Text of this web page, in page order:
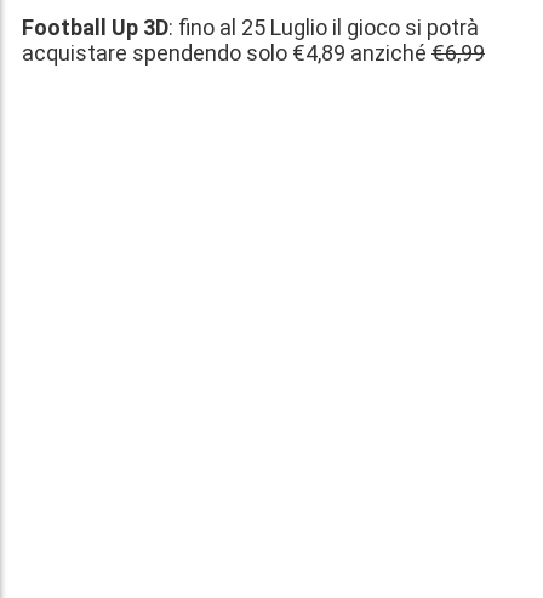
Football Up 3D: fino al 25 Luglio il gioco si potrà
acquistare spendendo solo €4,89 anziché €6,99